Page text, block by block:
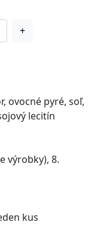
+
ovocné pyré, soľ,
lecitín
výrobky), 8.
kus